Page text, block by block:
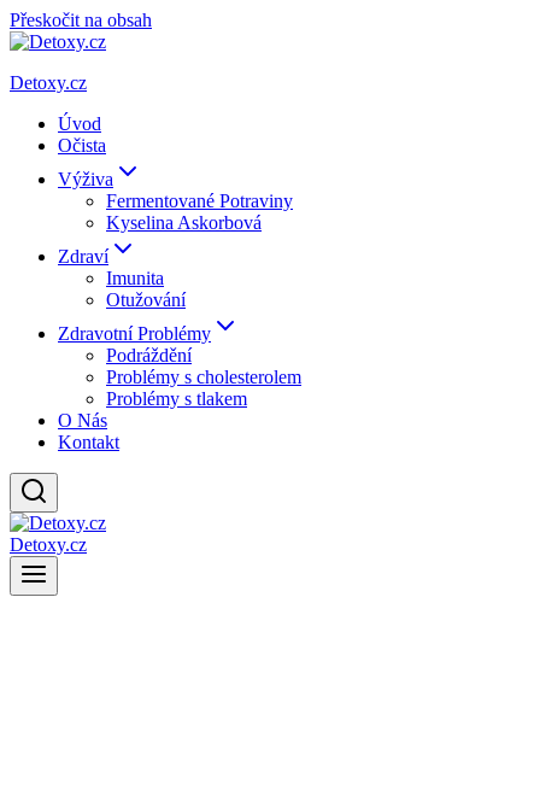
Přeskočit na obsah
Detoxy.cz
Úvod
Očista
Výživa
Fermentované Potraviny
Kyselina Askorbová
Zdraví
Imunita
Otužování
Zdravotní Problémy
Podráždění
Problémy s cholesterolem
Problémy s tlakem
O Nás
Kontakt
Detoxy.cz